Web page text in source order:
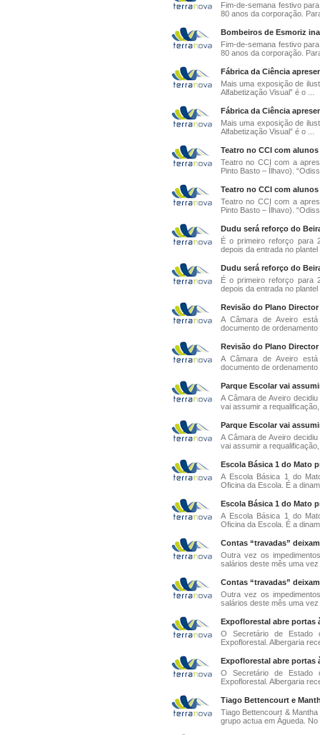
Fim-de-semana festivo
80 anos da corporação.
Bombeiros de Esmoriz
Fim-de-semana festivo
80 anos da corporação.
Fábrica da Ciência
Mais uma exposição de
Alfabetização Visual” é o ...
Fábrica da Ciência
Mais uma exposição de
Alfabetização Visual” é o ...
Teatro no CCI com
Teatro no CCI com a
Pinto Basto – Ílhavo).
Teatro no CCI com
Teatro no CCI com a
Pinto Basto – Ílhavo).
Dudu será reforço do
É o primeiro reforço para
depois da entrada no
Dudu será reforço do
É o primeiro reforço para
depois da entrada no
Revisão do Plano
A Câmara de Aveiro
documento de
Revisão do Plano
A Câmara de Aveiro
documento de
Parque Escolar vai
A Câmara de Aveiro
vai assumir a
Parque Escolar vai
A Câmara de Aveiro
vai assumir a
Escola Básica 1 do Mato
A Escola Básica 1 do
Oficina da Escola. É a
Escola Básica 1 do Mato
A Escola Básica 1 do
Oficina da Escola. É a
Contas “travadas”
Outra vez os
salários deste mês uma
Contas “travadas”
Outra vez os
salários deste mês uma
Expoflorestal abre portas
O Secretário de Estado
Expoflorestal. Albergaria
Expoflorestal abre portas
O Secretário de Estado
Expoflorestal. Albergaria
Tiago Bettencourt e
Tiago Bettencourt &
grupo actua em Águeda.